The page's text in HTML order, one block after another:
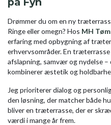
Drømmer du om en ny
Ringe eller omegn? Hos MH
erfaring med opbygning af
erhvervsområder. En
afslapning, samvær og nydelse
kombinerer æstetik og
Jeg prioriterer dialog og
den løsning, der matcher både
bliver en træterrasse, der er
værdi i mange år frem.